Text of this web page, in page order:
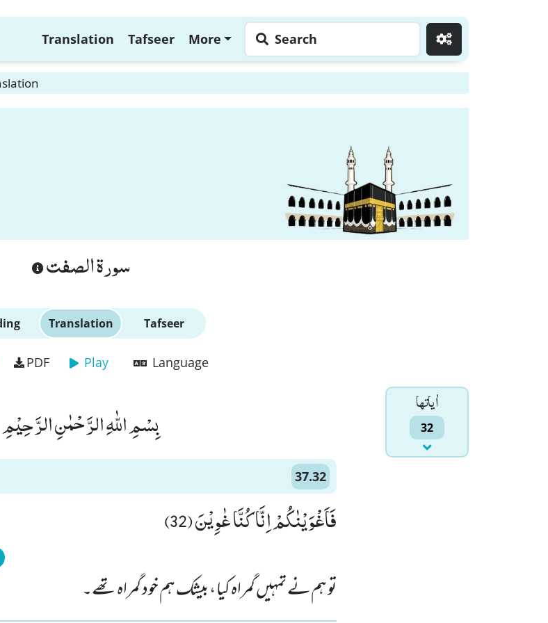
Translation Tafseer More Search
سورة الصفت
Translation Tafseer
PDF Play Language
اٰياتها
32 بِسْمِ اللّٰهِ الرَّحْمٰنِ الرَّحِیْمِ
37.32
فَاَغْوَیْنٰكُمْ اِنَّا كُنَّا غٰوِیْنَ (32)
تو ہم نے تمہیں گمراہ کیا ، بیشک ہم خود گمراہ تھے۔